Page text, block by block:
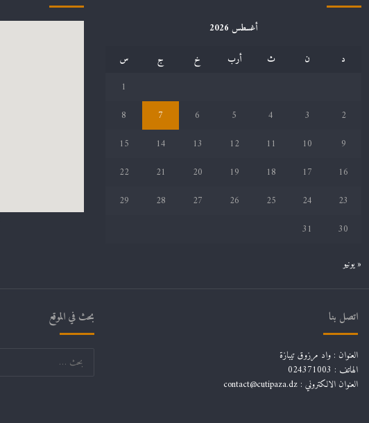
أغسطس 2026
د
ن ث أرب خ ج
س
1
2
3
4
5
6
7
8
9
10
11
12
13
14
15
16
17
18
19
20
21
22
23
24
25
26
27
28
29
30
31
« يونيو
اتصل بنا
العنوان : واد مرزوق تيبازة
الهاتف : 024371003
العنوان الالكتروني : contact@cutipaza.dz
بحث في الموقع